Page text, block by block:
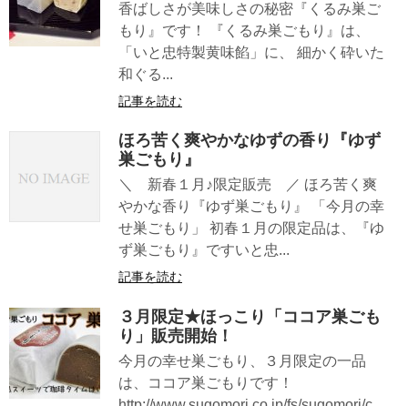
香ばしさが美味しさの秘密『くるみ巣ご
もり』です！ 『くるみ巣ごもり』は、
「いと忠特製黄味餡」に、 細かく砕いた
和ぐる...
記事を読む
ほろ苦く爽やかなゆずの香り『ゆず
巣ごもり』
＼ 新春１月♪限定販売 ／ ほろ苦く爽
やかな香り『ゆず巣ごもり』 「今月の幸
せ巣ごもり」 初春１月の限定品は、『ゆ
ず巣ごもり』ですいと忠...
記事を読む
３月限定★ほっこり「ココア巣ごも
り」販売開始！
今月の幸せ巣ごもり、３月限定の一品
は、ココア巣ごもりです！